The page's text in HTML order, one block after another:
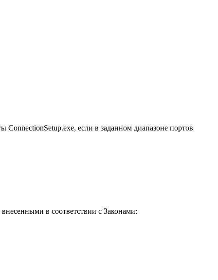
ConnectionSetup.exe, если в заданном диапазоне портов
в соответствии с Законами: